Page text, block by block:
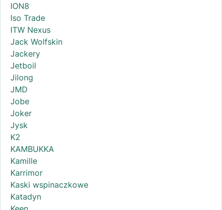
ION8
Iso Trade
ITW Nexus
Jack Wolfskin
Jackery
Jetboil
Jilong
JMD
Jobe
Joker
Jysk
K2
KAMBUKKA
Kamille
Karrimor
Kaski wspinaczkowe
Katadyn